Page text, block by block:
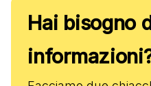
Hai bisogno